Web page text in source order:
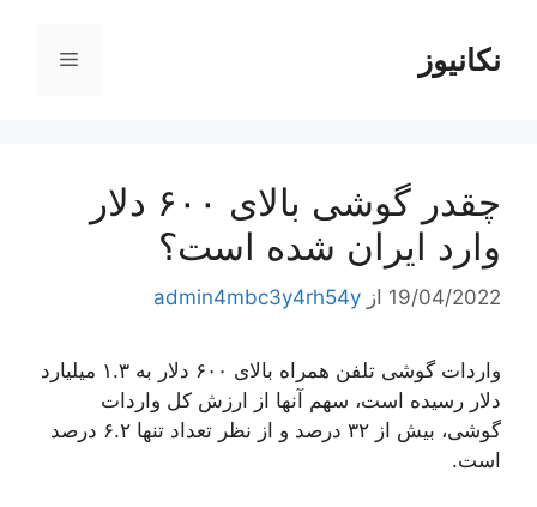
محتوانکانیوز فهرست
چقدر گوشی بالای ۶۰۰ دلار
وارد ایران شده است؟
19/04/2022 از admin4mbc3y4rh54y
واردات گوشی تلفن همراه بالای ۶۰۰ دلار به ۱.۳ میلیارد
دلار رسیده است، سهم آنها از ارزش کل واردات
گوشی، بیش از ۳۲ درصد و از نظر تعداد تنها ۶.۲ درصد
است.